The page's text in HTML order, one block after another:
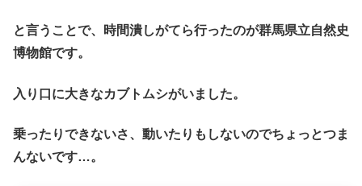
と言うことで、時間潰しがてら行ったのが群馬県立自然史
博物館です。
入り口に大きなカブトムシがいました。
乗ったりできないさ、動いたりもしないのでちょっとつま
んないです…。